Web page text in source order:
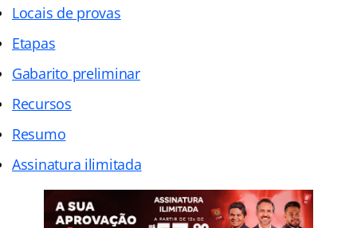
Locais de provas
Etapas
Gabarito preliminar
Recursos
Resumo
Assinatura ilimitada